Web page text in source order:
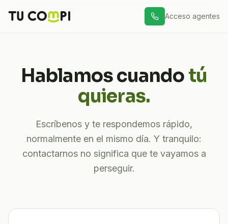
Acceso agentes
Hablamos cuando tú
quieras.
Escríbenos y te respondemos rápido,
normalmente en el mismo día. Y tranquilo:
contactarnos no significa que te vayamos a
perseguir.